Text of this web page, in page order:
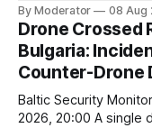
подій: за останню
подію, а чотири з
мають вік від 56 до
сигнал —
діалогу щодо
By Moderator 08 Aug
Drone Crossed
Bulgaria:
Counter-Drone
Baltic Security
2026, 20:00 A single drone does not prove that NATO air